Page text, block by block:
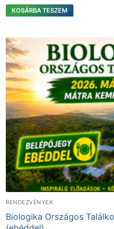
KOSÁRBA TESZEM
RENDEZVÉNYEK
Biologika Országos